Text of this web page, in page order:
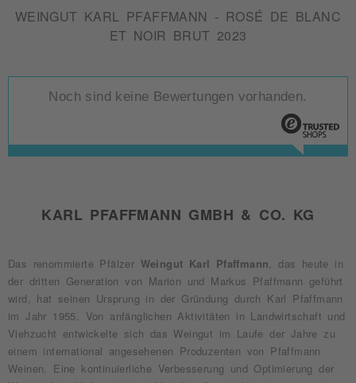
WEINGUT KARL PFAFFMANN - ROSÉ DE BLANC
ET NOIR BRUT 2023
Noch sind keine Bewertungen vorhanden.
KARL PFAFFMANN GMBH & CO. KG
Das renommierte Pfälzer Weingut Karl Pfaffmann
, das heute in
der dritten Generation von Marion und Markus Pfaffmann geführt
wird, hat seinen Ursprung in der Gründung durch Karl Pfaffmann
im Jahr 1955. Von anfänglichen Aktivitäten in Landwirtschaft und
Viehzucht entwickelte sich das Weingut im Laufe der Jahre zu
einem international angesehenen Produzenten von Pfaffmann
Weinen. Eine kontinuierliche Verbesserung und Optimierung der